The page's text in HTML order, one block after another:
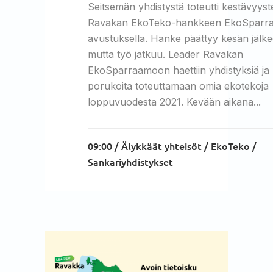
Seitsemän yhdistystä toteutti
Ravakan EkoTeko-hankkeen
avustuksella. Hanke päättyy kesän
mutta työ jatkuu. Leader Ravakan
EkoSparraamoon haettiin yhdistyksiä ja
porukoita toteuttamaan omia ekotekoja
loppuvuodesta 2021. Kevään aikana...
09:00 /Älykkäät yhteisöt / EkoTeko /
Sankariyhdistykset